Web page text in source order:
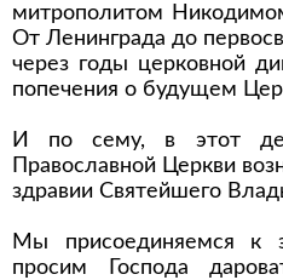
митрополитом
От Ленинграда до
через годы церковной
попечения о будущем
И по сему, в этот
Православной Церкви
здравии Святейшего
Мы присоединяемся к
просим Господа